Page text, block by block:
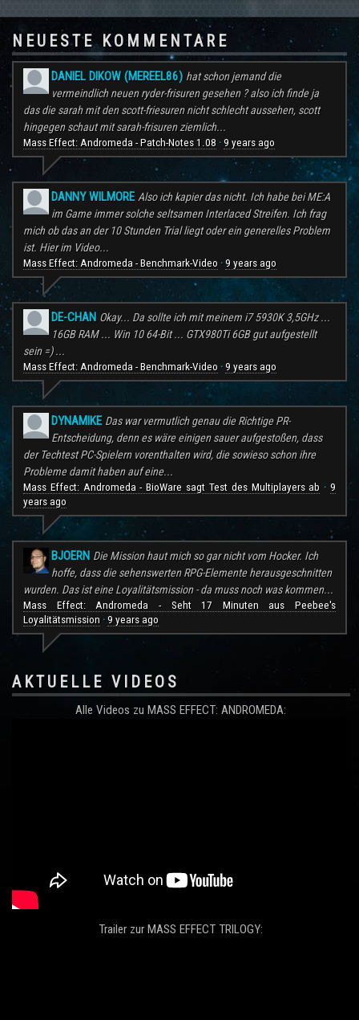
NEUESTE KOMMENTARE
DANIEL DIKOW (MEREEL86) hat schon jemand die
vermeindlich neuen ryder-frisuren gesehen ? also ich finde ja
das die sarah mit den scott-friesuren nicht schlecht aussehen, scott
hingegen schaut mit sarah-frisuren ziemlich...
Mass Effect: Andromeda - Patch-Notes 1.08 · 9 years ago
DANNY WILMORE Also ich kapier das nicht. Ich habe bei ME:A
im Game immer solche seltsamen Interlaced Streifen. Ich frag
mich ob das an der 10 Stunden Trial liegt oder ein generelles Problem
ist. Hier im Video...
Mass Effect: Andromeda - Benchmark-Video · 9 years ago
DE-CHAN Okay... Da sollte ich mit meinem i7 5930K 3,5GHz ...
16GB RAM ... Win 10 64-Bit ... GTX980Ti 6GB gut aufgestellt
sein =) ...
Mass Effect: Andromeda - Benchmark-Video · 9 years ago
DYNAMIKE Das war vermutlich genau die Richtige PR-
Entscheidung, denn es wäre einigen sauer aufgestoßen, dass
der Techtest PC-Spielern vorenthalten wird, die sowieso schon ihre
Probleme damit haben auf eine...
Mass Effect: Andromeda - BioWare sagt Test des Multiplayers ab ·9
years ago
BJOERN Die Mission haut mich so gar nicht vom Hocker. Ich
hoffe, dass die sehenswerten RPG-Elemente herausgeschnitten
wurden. Das ist eine Loyalitätsmission - da muss noch was kommen...
Mass Effect: Andromeda - Seht 17 Minuten aus Peebee's
Loyalitätsmission · 9 years ago
AKTUELLE VIDEOS
Alle Videos zu MASS EFFECT: ANDROMEDA:
Trailer zur MASS EFFECT TRILOGY: